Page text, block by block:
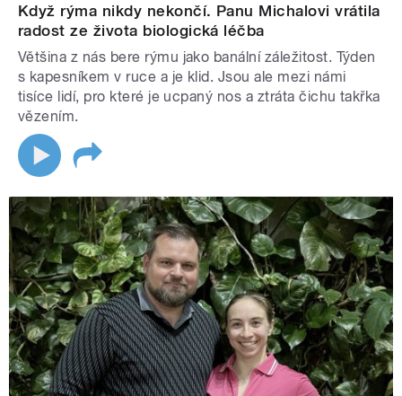
Když rýma nikdy nekončí. Panu Michalovi vrátila
radost ze života biologická léčba
Většina z nás bere rýmu jako banální záležitost. Týden
s kapesníkem v ruce a je klid. Jsou ale mezi námi
tisíce lidí, pro které je ucpaný nos a ztráta čichu takřka
vězením.